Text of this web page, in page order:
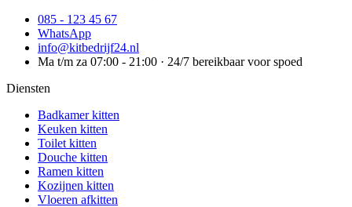
085 - 123 45 67
WhatsApp
info@kitbedrijf24.nl
Ma t/m za 07:00 - 21:00 · 24/7 bereikbaar voor spoed
Diensten
Badkamer kitten
Keuken kitten
Toilet kitten
Douche kitten
Ramen kitten
Kozijnen kitten
Vloeren afkitten